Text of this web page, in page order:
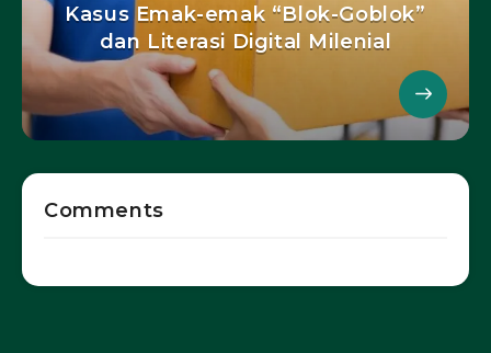
Kasus Emak-emak “Blok-Goblok”
dan Literasi Digital Milenial
Comments